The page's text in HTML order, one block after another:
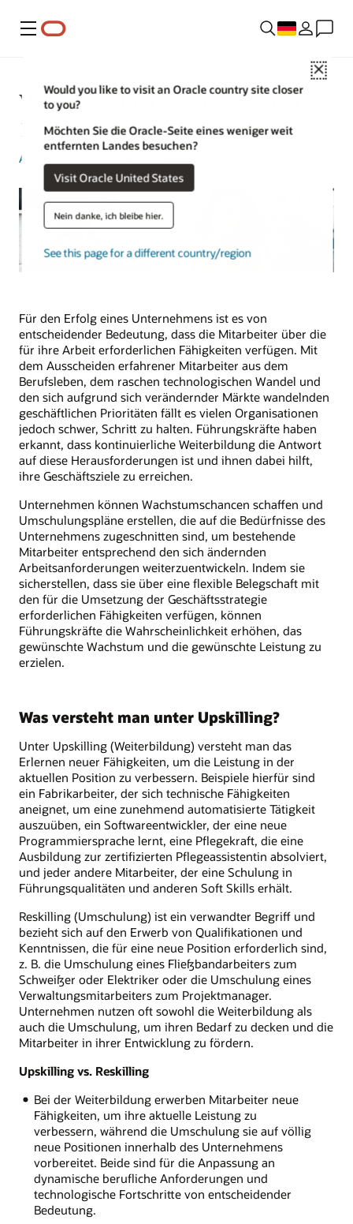
Menü
Close
Would you like to visit an Oracle country site closer
to you?
Möchten Sie die Oracle-Seite eines weniger weit
entfernten Landes besuchen?
Visit Oracle United States
Nein danke, ich bleibe hier.
See this page for a different country/region
Wie man Mitarbeiter weiterbildet:
11 Strategien
Amber Biela-Weyenberg
Für den Erfolg eines Unternehmens ist es von
entscheidender Bedeutung, dass die Mitarbeiter über die
für ihre Arbeit erforderlichen Fähigkeiten verfügen. Mit
dem Ausscheiden erfahrener Mitarbeiter aus dem
Berufsleben, dem raschen technologischen Wandel und
den sich aufgrund sich verändernder Märkte wandelnden
geschäftlichen Prioritäten fällt es vielen Organisationen
jedoch schwer, Schritt zu halten. Führungskräfte haben
erkannt, dass kontinuierliche Weiterbildung die Antwort
auf diese Herausforderungen ist und ihnen dabei hilft,
ihre Geschäftsziele zu erreichen.
Unternehmen können Wachstumschancen schaffen und
Umschulungspläne erstellen, die auf die Bedürfnisse des
Unternehmens zugeschnitten sind, um bestehende
Mitarbeiter entsprechend den sich ändernden
Arbeitsanforderungen weiterzuentwickeln. Indem sie
sicherstellen, dass sie über eine flexible Belegschaft mit
den für die Umsetzung der Geschäftsstrategie
erforderlichen Fähigkeiten verfügen, können
Führungskräfte die Wahrscheinlichkeit erhöhen, das
gewünschte Wachstum und die gewünschte Leistung zu
erzielen.
Was versteht man unter Upskilling?
Unter Upskilling (Weiterbildung) versteht man das
Erlernen neuer Fähigkeiten, um die Leistung in der
aktuellen Position zu verbessern. Beispiele hierfür sind
ein Fabrikarbeiter, der sich technische Fähigkeiten
aneignet, um eine zunehmend automatisierte Tätigkeit
auszuüben, ein Softwareentwickler, der eine neue
Programmiersprache lernt, eine Pflegekraft, die eine
Ausbildung zur zertifizierten Pflegeassistentin absolviert,
und jeder andere Mitarbeiter, der eine Schulung in
Führungsqualitäten und anderen Soft Skills erhält.
Reskilling (Umschulung) ist ein verwandter Begriff und
bezieht sich auf den Erwerb von Qualifikationen und
Kenntnissen, die für eine neue Position erforderlich sind,
z. B. die Umschulung eines Fließbandarbeiters zum
Schweißer oder Elektriker oder die Umschulung eines
Verwaltungsmitarbeiters zum Projektmanager.
Unternehmen nutzen oft sowohl die Weiterbildung als
auch die Umschulung, um ihren Bedarf zu decken und die
Mitarbeiter in ihrer Entwicklung zu fördern.
Upskilling vs. Reskilling
Bei der Weiterbildung erwerben Mitarbeiter neue
Fähigkeiten, um ihre aktuelle Leistung zu
verbessern, während die Umschulung sie auf völlig
neue Positionen innerhalb des Unternehmens
vorbereitet. Beide sind für die Anpassung an
dynamische berufliche Anforderungen und
technologische Fortschritte von entscheidender
Bedeutung.